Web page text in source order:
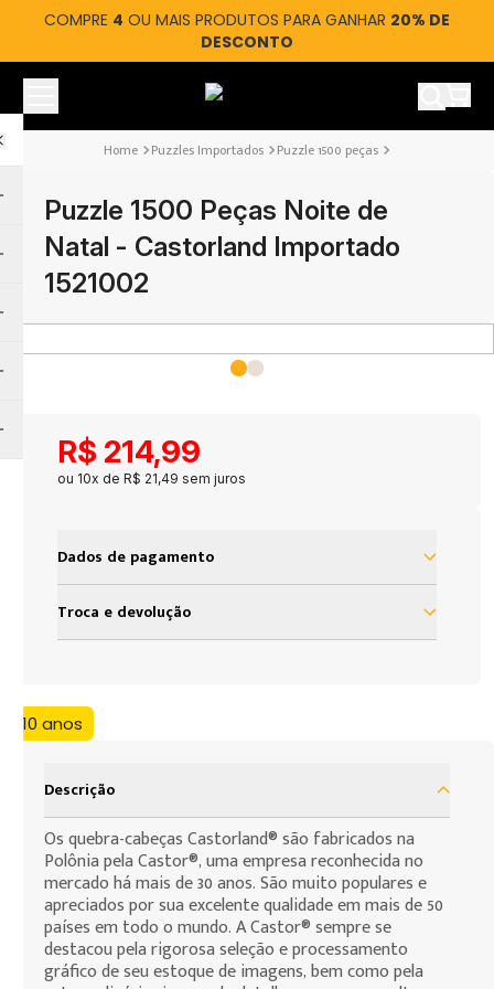
COMPRE 4 OU MAIS PRODUTOS PARA GANHAR 20% DE
DESCONTO
Ver
Puzzles Importados Puzzle 1500 peças
Puzzle 1500 Peças Noite de
Natal - Castorland Importado
1521002
R$ 214,99
ou 10x de R$ 21,49 sem juros
Dados de pagamento
à vista R$ 214,99
2x de R$ 107,49 sem juros
4x de R$ 53,74 sem juros
6x de R$ 35,83 sem juros
7x de R$ 30,71 sem juros
8x de R$ 26,87 sem juros
9x de R$ 23,88 sem juros
10x de R$ 21,49 sem juros
Troca e devolução
Assim, definimos uma política de troca e devolução
baseada no código de defesa do consumidor que
presentes condições são as cláusulas de
contratação por adesão que você, consumidor,
deve assumir para efeito da compra de produtos
que deseja fazer.
+10 anos
Descrição
Os quebra-cabeças Castorland® são fabricados na
Polônia pela Castor®, uma empresa reconhecida no
mercado há mais de 30 anos. São muito populares e
apreciados por sua excelente qualidade em mais de 50
países em todo o mundo. A Castor® sempre se
destacou pela rigorosa seleção e processamento
gráfico de seu estoque de imagens, bem como pela